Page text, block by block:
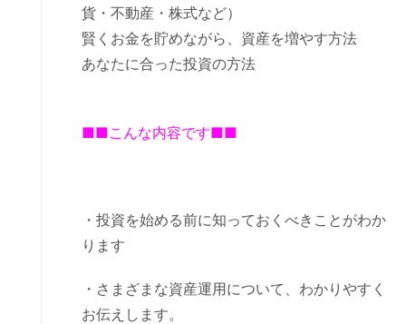
貨・不動産・株式など）
賢くお金を貯めながら、資産を増やす方法
あなたに合った投資の方法
■■こんな内容です■■
・投資を始める前に知っておくべきことがわか
ります
・さまざまな資産運用について、わかりやすく
お伝えします。